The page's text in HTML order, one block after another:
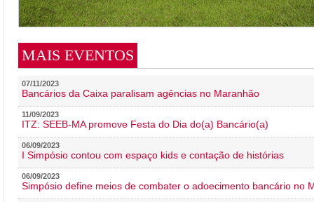
MAIS EVENTOS
07/11/2023
Bancários da Caixa paralisam agências no Maranhão
11/09/2023
ITZ: SEEB-MA promove Festa do Dia do(a) Bancário(a)
06/09/2023
I Simpósio contou com espaço kids e contação de histórias
06/09/2023
Simpósio define meios de combater o adoecimento bancário no